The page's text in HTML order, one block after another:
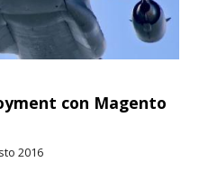
con Magento
2016